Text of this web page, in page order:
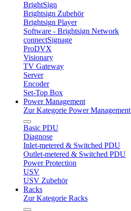
BrightSign
Brightsign Zubehör
Brightsign Player
Software - Brightsign Network
connectSignage
ProDVX
Visionary
TV Gateway
Server
Encoder
Set-Top Box
Power Management
Zur Kategorie Power Management
Basic PDU
Diagnose
Inlet-metered & Switched PDU
Outlet-metered & Switched PDU
Power Protection
USV
USV Zubehör
Racks
Zur Kategorie Racks